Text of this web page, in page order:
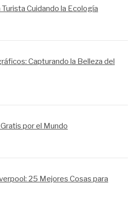
Cuidando la Ecología
Capturando la Belleza del
por el Mundo
25 Mejores Cosas para